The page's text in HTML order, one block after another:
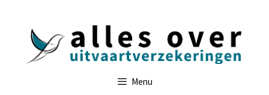
Menu